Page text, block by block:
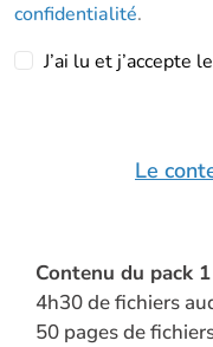
Le
Contenu du pack 1
4h30 de fichiers
50 pages de
confidentialité.
J’ai lu et j’accepte